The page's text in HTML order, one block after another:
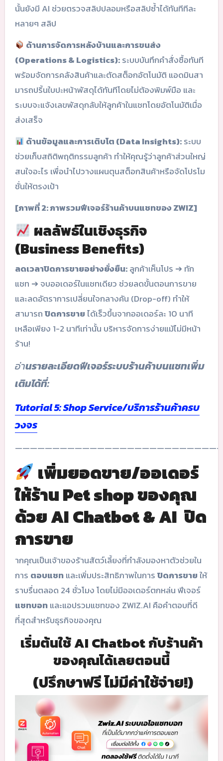
นั้นยังมี AI ช่วยตรวจสลิปปลอมหรือสลิปซ้ำได้ทันทีทีละ
หลายๆ สลิป
ด้านการจัดการหลังบ้านและการขนส่ง
(Operations & Logistics):ระบบบันทึกคำสั่งซื้อทันที
พร้อมจัดการคลังสินค้าและตัดสต็อกอัตโนมัติ แอดมินสา
มารถปริ้นใบปะหน้าพัสดุได้ทันทีโดยไม่ต้องพิมพ์มือ และ
ระบบจะแจ้งเลขพัสดุกลับให้ลูกค้าในแชทโดยอัตโนมัติเมื่อ
ส่งเสร็จ
ด้านข้อมูลและการเติบโต (Data Insights):ระบบ
ช่วยเก็บสถิติพฤติกรรมลูกค้า ทำให้คุณรู้ว่าลูกค้าส่วนใหญ่
สนใจอะไร เพื่อนำไปวางแผนตุนสต็อกสินค้าหรือจัดโปรโม
ชั่นให้ตรงเป้า
[ภาพที่ 2: ภาพรวมฟีเจอร์ร้านค้าบนแชทของ ZWIZ]
ผลลัพธ์ในเชิงธุรกิจ
(Business Benefits)
ลดเวลาปิดการขายอย่างยั่งยืน:ลูกค้าเห็นโปร ➔ ทัก
แชท ➔ จบออเดอร์ในแชทเดียว ช่วยลดขั้นตอนการขาย
และลดอัตราการเปลี่ยนใจกลางคัน (Drop-off) ทำให้
สามารถปิดการขายได้เร็วขึ้นจากออเดอร์ละ 10 นาที
เหลือเพียง 1-2 นาทีเท่านั้น บริหารจัดการง่ายแม้ไม่มีหน้า
ร้าน!
อ่านรายละเอียดฟีเจอร์ระบบร้านค้าบนแชทเพิ่ม
เติมได้ที่:
Tutorial 5: Shop Service/บริการร้านค้าครบ
วงจร
เพิ่มยอดขาย/ออเดอร์
ให้ร้าน Pet shop ของคุณ
ด้วย AI Chatbot & AI ปิด
การขาย
ากคุณเป็นเจ้าของร้านสัตว์เลี้ยงที่กำลังมองหาตัวช่วยใน
การ ตอบแชทและเพิ่มประสิทธิภาพในการปิดการขายให้
ราบรื่นตลอด 24 ชั่วโมง โดยไม่มีออเดอร์ตกหล่น ฟีเจอร์
แชทบอทและแอปรวมแชทของ ZWIZ.AI คือคำตอบที่ดี
ที่สุดสำหรับธุรกิจของคุณ
เริ่มต้นใช้ AI Chatbot กับร้านค้า
ของคุณได้เลยตอนนี้
(ปรึกษาฟรี ไม่มีค่าใช้จ่าย!)